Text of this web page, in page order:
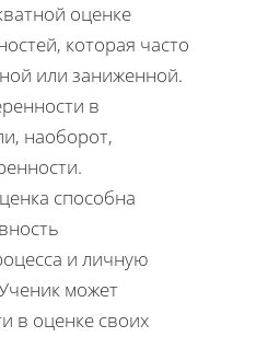
оценке
которая часто
или заниженной.
в
наоборот,
способна
и личную
может
в оценке своих